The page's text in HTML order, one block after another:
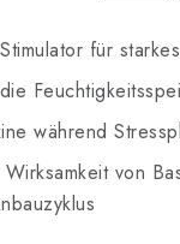
für
während
von